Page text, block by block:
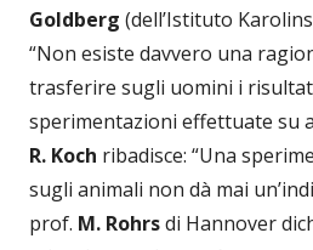
Goldberg (dell’Istituto
“Non esiste davvero una
trasferire sugli uomini i
sperimentazioni effettuate su
R. Koch ribadisce: “Una
sugli animali non dà mai
prof. M. Rohrsdi Hannover